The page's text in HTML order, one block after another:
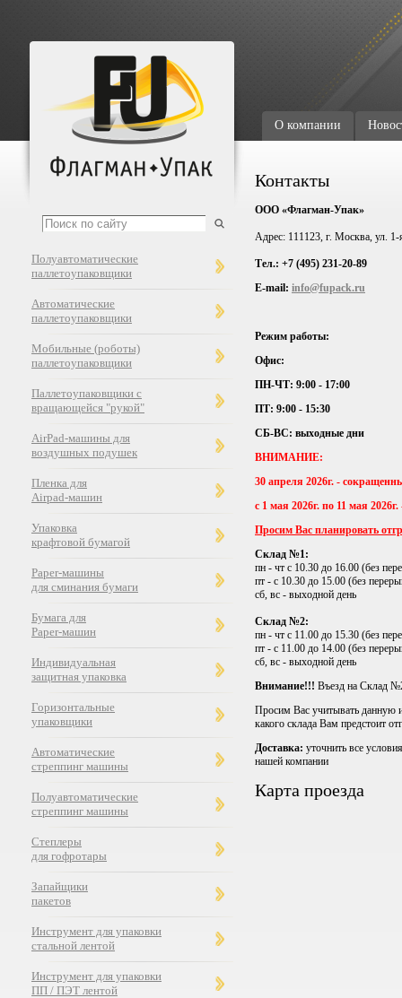
О компании
Полуавтоматические
паллетоупаковщики
Автоматические
паллетоупаковщики
Мобильные (роботы)
паллетоупаковщики
Паллетоупаковщики с
вращающейся "рукой"
AirPad-машины для
воздушных подушек
Пленка для
Airpad-машин
Упаковка
крафтовой бумагой
Paper-машины
для сминания бумаги
Бумага для
Paper-машин
Индивидуальная
защитная упаковка
Горизонтальные
упаковщики
Автоматические
стреппинг машины
Полуавтоматические
стреппинг машины
Степлеры
для гофротары
Запайщики
пакетов
Инструмент для упаковки
стальной лентой
Инструмент для упаковки
ПП / ПЭТ лентой
Контакты
ООО «Флагман-Упак»
Адрес: 111123, г. Москва, ул.
Тел.: +7 (495) 231-20-89
E-mail: info@fupack.ru
Режим работы:
Офис:
ПН-ЧТ: 9:00 - 17:00
ПТ: 9:00 - 15:30
СБ-ВС: выходные дни
ВНИМАНИЕ:
30 апреля 2026г. -
с 1 мая 2026г. по 11 мая
Просим Вас планировать
Склад №1:
пн - чт с 10.30 до 16.00 (без
пт - с 10.30 до 15.00 (без
сб, вс - выходной день
Склад №2:
пн - чт с 11.00 до 15.30 (без
пт - с 11.00 до 14.00 (без
сб, вс - выходной день
Внимание!!! Въезд на Склад
Просим Вас учитывать данную
какого склада Вам предстоит
Доставка: уточнить все
нашей компании
Карта проезда